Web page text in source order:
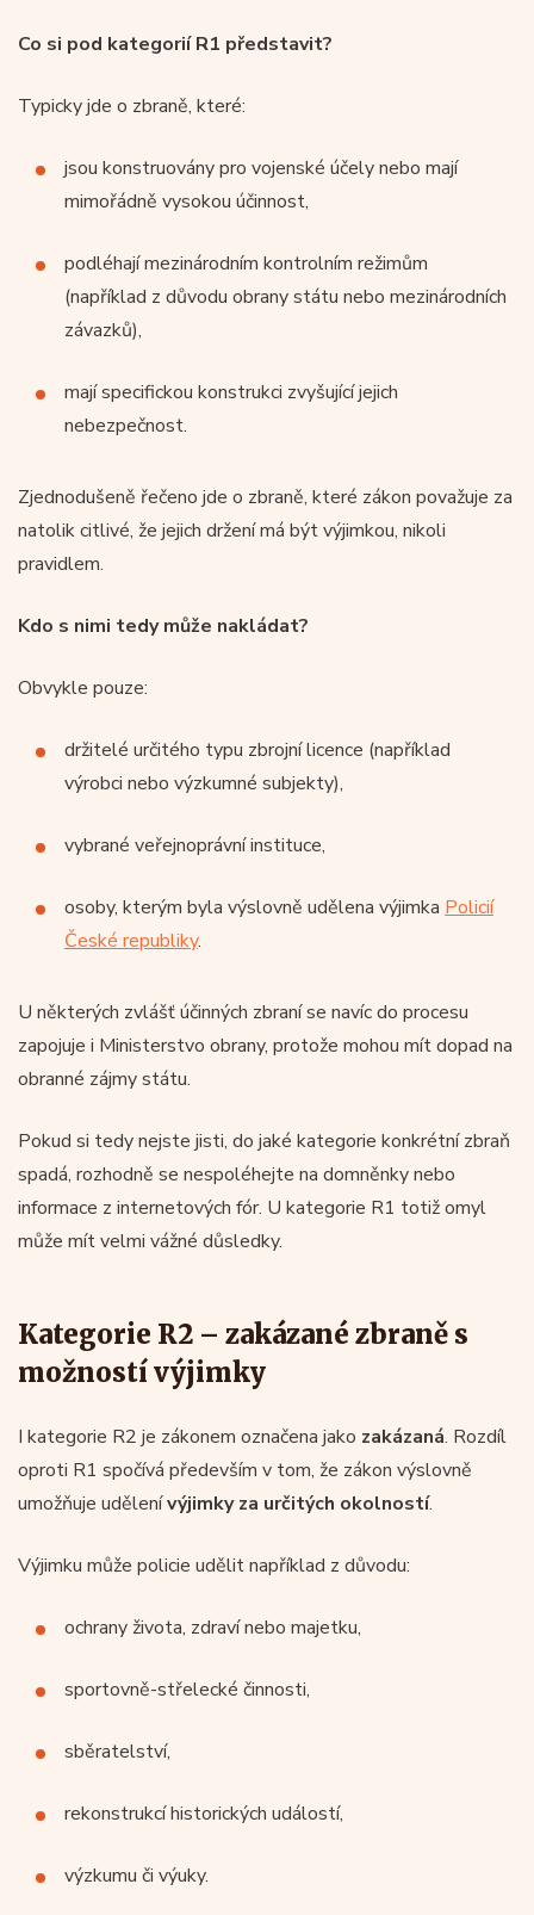
Co si pod kategorií R1 představit?
Typicky jde o zbraně, které:
jsou konstruovány pro vojenské účely nebo mají
mimořádně vysokou účinnost,
podléhají mezinárodním kontrolním režimům
(například z důvodu obrany státu nebo mezinárodních
závazků),
mají specifickou konstrukci zvyšující jejich
nebezpečnost.
Zjednodušeně řečeno jde o zbraně, které zákon považuje za
natolik citlivé, že jejich držení má být výjimkou, nikoli
pravidlem.
Kdo s nimi tedy může nakládat?
Obvykle pouze:
držitelé určitého typu zbrojní licence (například
výrobci nebo výzkumné subjekty),
vybrané veřejnoprávní instituce,
osoby, kterým byla výslovně udělena výjimka Policií
České republiky.
U některých zvlášť účinných zbraní se navíc do procesu
zapojuje i Ministerstvo obrany, protože mohou mít dopad na
obranné zájmy státu.
Pokud si tedy nejste jisti, do jaké kategorie konkrétní zbraň
spadá, rozhodně se nespoléhejte na domněnky nebo
informace z internetových fór. U kategorie R1 totiž omyl
může mít velmi vážné důsledky.
Kategorie R2 – zakázané zbraně s
možností výjimky
I kategorie R2 je zákonem označena jako zakázaná. Rozdíl
oproti R1 spočívá především v tom, že zákon výslovně
umožňuje udělenívýjimky za určitých okolností.
Výjimku může policie udělit například z důvodu:
ochrany života, zdraví nebo majetku,
sportovně-střelecké činnosti,
sběratelství,
rekonstrukcí historických událostí,
výzkumu či výuky.